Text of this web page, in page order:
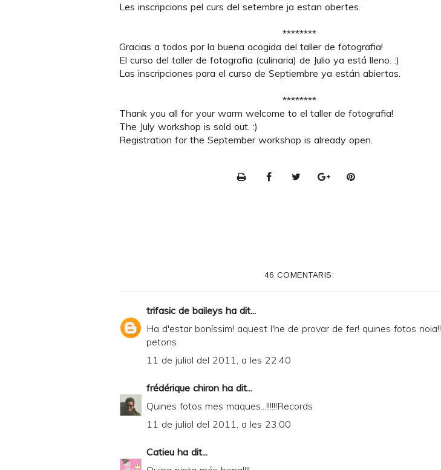
Les inscripcions pel curs del setembre ja estan obertes.
********
Gracias a todos por la buena acogida del taller de fotografia!
El curso del taller de fotografia (culinaria) de Julio ya está lleno. :)
Las inscripciones para el curso de Septiembre ya están abiertas.
********
Thank you all for your warm welcome to el taller de fotografia!
The July workshop is sold out. :)
Registration for the September workshop is already open.
e
l
y
46 COMENTARIS:
trifasic de baileys ha dit...
Ha d'estar boníssim! aquest l'he de provar de fer! quines fotos noia!!
petons
11 de juliol del 2011, a les 22:40
frédérique chiron ha dit...
Quines fotos mes maques...!!!!!!Records
11 de juliol del 2011, a les 23:00
Catieu ha dit...